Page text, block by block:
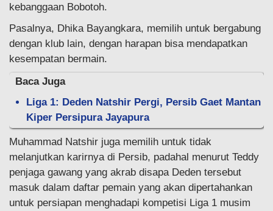
kebanggaan Bobotoh.
Pasalnya, Dhika Bayangkara, memilih untuk bergabung
dengan klub lain, dengan harapan bisa mendapatkan
kesempatan bermain.
Baca Juga
Liga 1: Deden Natshir Pergi, Persib Gaet Mantan
Kiper Persipura Jayapura
Muhammad Natshir juga memilih untuk tidak
melanjutkan karirnya di Persib, padahal menurut Teddy
penjaga gawang yang akrab disapa Deden tersebut
masuk dalam daftar pemain yang akan dipertahankan
untuk persiapan menghadapi kompetisi Liga 1 musim